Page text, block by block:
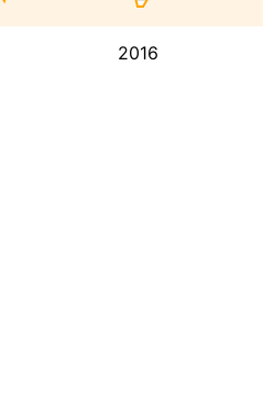
2016